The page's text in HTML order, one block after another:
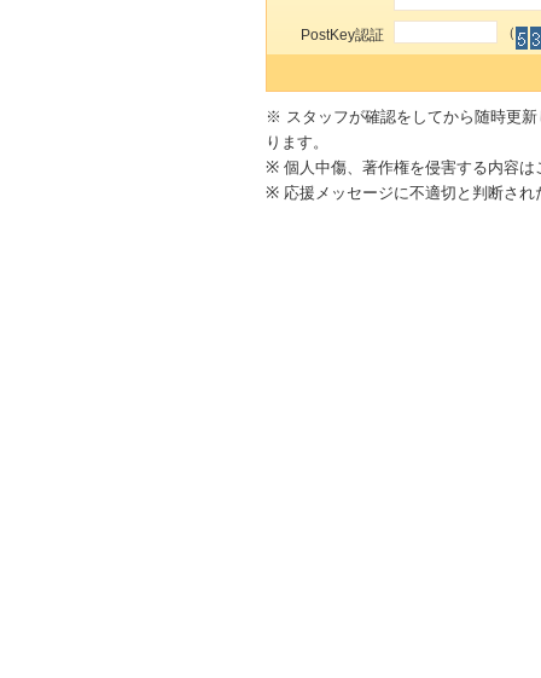
PostKey認証 （
※ スタッフが確認をしてから随時更
ります。
※ 個人中傷、著作権を侵害する内容は
※ 応援メッセージに不適切と判断さ